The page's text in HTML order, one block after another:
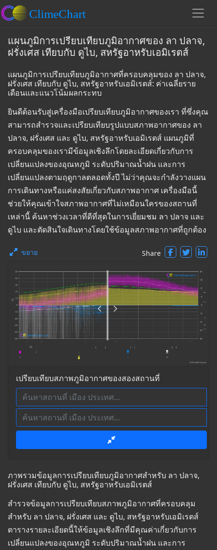
แผนภูมิการเปรียบเทียบภูมิอากาศของ ลา ปลาจ,
ฝรั่งเศส เทียบกับ ดูไบ, สหรัฐอาหรับเอมิเรตส์
แผนภูมิการเปรียบเทียบภูมิอากาศที่ครอบคลุมของ ลา ปลาจ,
ฝรั่งเศส เทียบกับ ดูไบ, สหรัฐอาหรับเอมิเรตส์: ค่าเฉลี่ยราย
เดือนและแนวโน้มผลกระทบ
ยินดีต้อนรับสู่เครื่องมือเปรียบเทียบภูมิอากาศของเรา ที่ซึ่งคุณ
สามารถสำรวจและเปรียบเทียบรูปแบบสภาพอากาศของ ลา
ปลาจ, ฝรั่งเศส และ ดูไบ, สหรัฐอาหรับเอมิเรตส์ แผนภูมิที่
ครอบคลุมของเรามีข้อมูลเชิงลึกโดยละเอียดเกี่ยวกับการ
เปลี่ยนแปลงของอุณหภูมิ ระดับปริมาณน้ำฝน และการ
เปลี่ยนแปลงตามฤดูกาลตลอดทั้งปี ไม่ว่าคุณจะกำลังวางแผน
การเดินทางหรือแค่สงสัยเกี่ยวกับสภาพอากาศ เครื่องมือนี้
ช่วยให้คุณเข้าใจสภาพอากาศที่ไม่เหมือนใครของสถานที่
เหล่านี้ ค้นหาช่วงเวลาที่ดีที่สุดในการเยี่ยมชม ลา ปลาจ และ
ดูไบ และตัดสินใจเดินทางโดยใช้ข้อมูลสภาพอากาศที่ถูกต้อง
ขยาย Share
เปรียบเทียบสภาพภูมิอากาศของสองสถานที่
ภาพรวมข้อมูลการเปรียบเทียบภูมิอากาศสำหรับ ลา ปลาจ,
ฝรั่งเศส เทียบกับ ดูไบ, สหรัฐอาหรับเอมิเรตส์
สำรวจข้อมูลการเปรียบเทียบสภาพภูมิอากาศที่ครอบคลุม
สำหรับ ลา ปลาจ, ฝรั่งเศส และ ดูไบ, สหรัฐอาหรับเอมิเรตส์
ตารางรายละเอียดนี้ให้ข้อมูลเชิงลึกที่มีคุณค่าเกี่ยวกับการ
เปลี่ยนแปลงของอุณหภูมิ ระดับปริมาณน้ำฝน และการ